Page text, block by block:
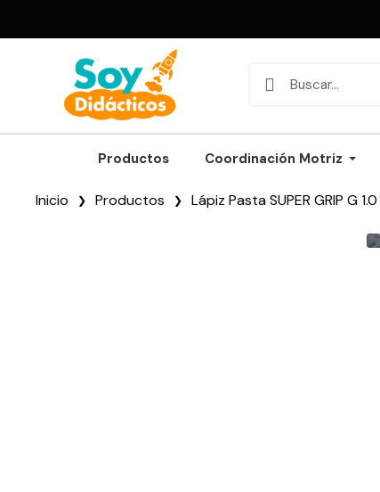
Productos Coordinación Motriz
Inicio Productos Lápiz Pasta SUPER GRIP G